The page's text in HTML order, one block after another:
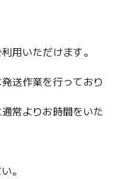
用いただけます。
送作業を行っており
常よりお時間をいた
。